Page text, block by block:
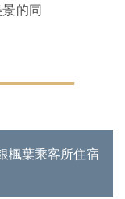
的同
楓葉乘客所住宿